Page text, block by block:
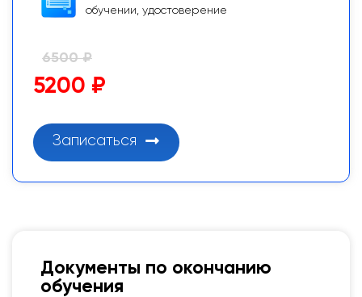
обучении, удостоверение
6500 ₽
5200 ₽
Записаться
Документы по окончанию
обучения